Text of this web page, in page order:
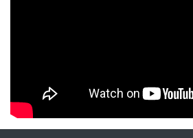
NYXmag 2. Yaş Kutlama Etkinliği